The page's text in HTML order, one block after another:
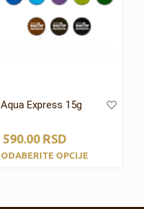
Aqua Express 15g
590.00RSD
ODABERITE OPCIJE